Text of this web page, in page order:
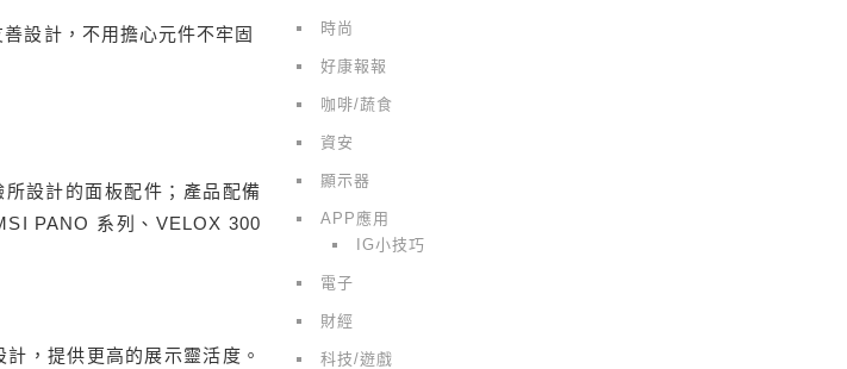
設計，不用擔心元件不牢固
設計的面板配件；產品配備
PANO 系列、VELOX 300
，提供更高的展示靈活度。
時尚
好康報報
咖啡/蔬食
資安
顯示器
APP應用
IG小技巧
電子
財經
科技/遊戲